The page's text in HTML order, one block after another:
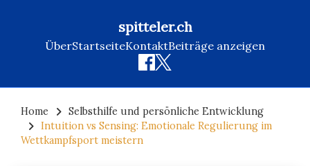
spitteler.ch
ÜberStartseiteKontaktBeiträge anzeigen
content
Home
Selbsthilfe und persönliche Entwicklung
Intuition vs Sensing: Emotionale Regulierung im
Wettkampfsport meistern